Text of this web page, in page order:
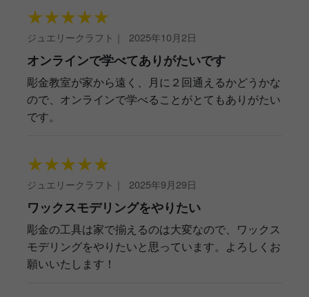
★★★★★
ジュエリークラフト ｜ 2025年10月2日
オンラインで学べてありがたいです
彫金教室が家から遠く、月に２回通えるかどうかな
ので、オンラインで学べることがとてもありがたい
です。
★★★★★
ジュエリークラフト ｜ 2025年9月29日
ワックスモデリングをやりたい
彫金の工具は家で揃えるのは大変なので、ワックス
モデリングをやりたいと思っています。よろしくお
願いいたします！